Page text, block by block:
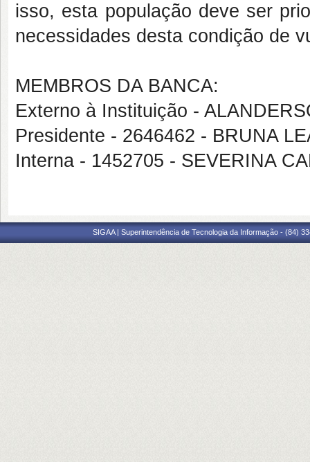
isso, esta população deve ser
necessidades desta condição de
MEMBROS DA BANCA:
Externo à Instituição -
Presidente - 2646462 - BRUNA
Interna - 1452705 - SEVERINA
SIGAA | Superintendência de Tecnologia da Informação - (84)